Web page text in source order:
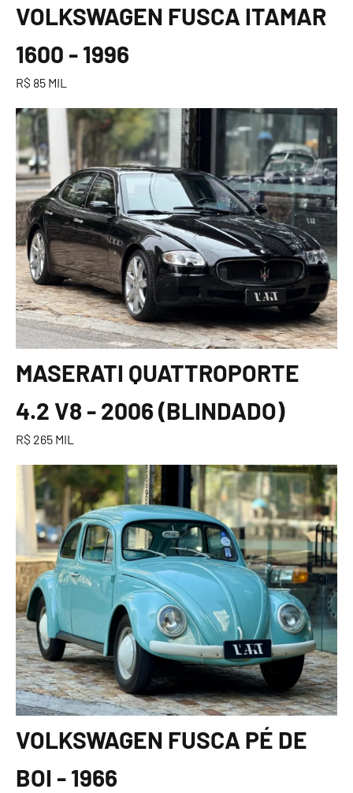
VOLKSWAGEN FUSCA ITAMAR
1600 - 1996
R$ 85 MIL
MASERATI QUATTROPORTE
4.2 V8 - 2006 (BLINDADO)
R$ 265 MIL
VOLKSWAGEN FUSCA PÉ DE
BOI - 1966